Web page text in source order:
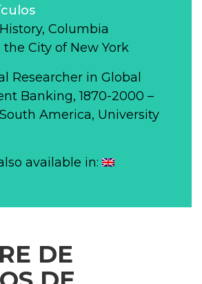
Columbia
City of New York
Researcher in Global
Banking, 1870-2000 –
America, University
available in:
DE